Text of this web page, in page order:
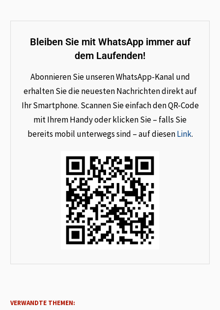
Bleiben Sie mit WhatsApp immer auf
dem Laufenden!
Abonnieren Sie unseren WhatsApp-Kanal und
erhalten Sie die neuesten Nachrichten direkt auf
Ihr Smartphone. Scannen Sie einfach den QR-Code
mit Ihrem Handy oder klicken Sie – falls Sie
bereits mobil unterwegs sind – auf diesenLink.
VERWANDTE THEMEN: